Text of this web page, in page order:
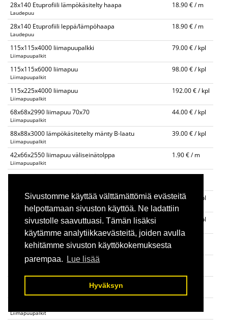
Sivustomme käyttää välttämättömiä evästeitä
helpottamaan sivuston käyttöä. Ne ladattiin
sivustolle saavuttuasi. Tämän lisäksi
käytämme analytiikkaevästeitä, joiden avulla
kehitämme sivuston käyttökokemuksesta
parempaa.
Lue lisää
Hyväksyn
28x140 Etuprofiili lämpökäsitelty haapa
Laudepuu
18.90 € / m
28x140 Etuprofiili leppä/lämpöhaapa
Laudepuu
18.90 € / m
115x115x4000 liimapuupalkki
Liimapuupalkit
79.00 € / kpl
115x115x6000 liimapuu
Liimapuupalkit
98.00 € / kpl
115x225x4000 liimapuu
Liimapuupalkit
192.00 € / kpl
68x68x2990 liimapuu 70x70
Liimapuupalkit
44.00 € / kpl
88x88x3000 lämpökäsitetelty mänty B-laatu
Liimapuupalkit
39.00 € / kpl
42x66x2550 liimapuu väliseinätolppa
Liimapuupalkit
1.90 € / m
42x66x3000 liimapuu väliseinätolppa 1.90 € / m
90x90x4000 liimapuupalkki
Liimapuupalkit
55.00 € / kpl
115x115x3000 liimapuupalkki 49.00 € / kpl
140x140 liimapuupalkki
Liimapuupalkit
90x225 liimapuupalkki 4m,6m
90x270 liimapuupalkki 4m, 6m
Liimapuupalkit